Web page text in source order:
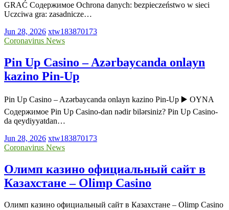
GRAĆ Содержимое Ochrona danych: bezpieczeństwo w sieci
Uczciwa gra: zasadnicze…
Jun 28, 2026 xtw183870173
Coronavirus News
Pin Up Casino – Azərbaycanda onlayn
kazino Pin-Up
Pin Up Casino – Azərbaycanda onlayn kazino Pin-Up ▶️ OYNA
Содержимое Pin Up Casino-dan nədir bilərsiniz? Pin Up Casino-
da qeydiyyatdan…
Jun 28, 2026 xtw183870173
Coronavirus News
Олимп казино официальный сайт в
Казахстане – Olimp Casino
Олимп казино официальный сайт в Казахстане – Olimp Casino